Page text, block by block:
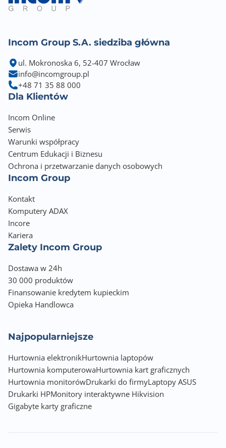
Incom Group S.A. siedziba główna
ul. Mokronoska 6, 52-407 Wrocław
info@incomgroup.pl
+48 71 35 88 000
Dla Klientów
Incom Online
Serwis
Warunki współpracy
Centrum Edukacji i Biznesu
Ochrona i przetwarzanie danych osobowych
Incom Group
Kontakt
Komputery ADAX
Incore
Kariera
Zalety Incom Group
Dostawa w 24h
30 000 produktów
Finansowanie kredytem kupieckim
Opieka Handlowca
Najpopularniejsze
Hurtownia elektronikHurtownia laptopów
Hurtownia komputerowaHurtownia kart graficznych
Hurtownia monitorówDrukarki do firmyLaptopy ASUS
Drukarki HPMonitory interaktywne Hikvision
Gigabyte karty graficzne